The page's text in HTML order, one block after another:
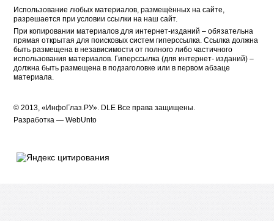
Использование любых материалов, размещённых на сайте,
разрешается при условии ссылки на наш сайт.
При копировании материалов для интернет-изданий – обязательна
прямая открытая для поисковых систем гиперссылка. Ссылка должна
быть размещена в независимости от полного либо частичного
использования материалов. Гиперссылка (для интернет- изданий) –
должна быть размещена в подзаголовке или в первом абзаце
материала.
© 2013, «ИнфоГлаз.РУ». DLE Все права защищены.
Разработка —WebUnto